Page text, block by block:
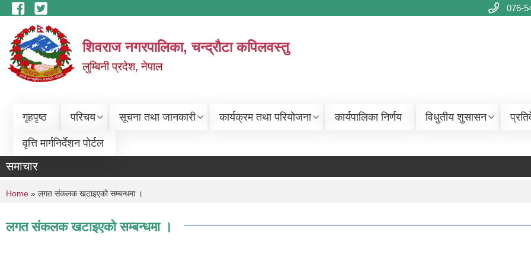
Skip to main content 076-
शिवराज नगरपालिका, चन्द्राैटा कपिलवस्तु
लुम्बिनी प्रदेश, नेपाल
गृहपृष्ठ परिचय सूचना तथा जानकारी कार्यक्रम तथा परियोजना कार्यपालिका निर्णय विधुतीय शुसासन
वृत्ति मार्गनिर्देशन पोर्टल
समाचार
You are here
Home » लगत संकलक खटाइएको सम्बन्धमा ।
लगत संकलक खटाइएको सम्बन्धमा ।